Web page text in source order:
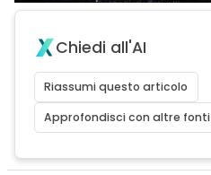
Chiedi all'AI
Riassumi questo articolo
Approfondisci con altre fonti